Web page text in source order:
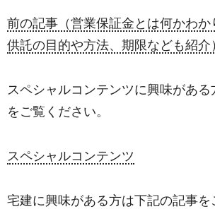
前の記事（営業保証金とは何かわか
供託の目的や方法、期限なども紹介
スペシャルコンテンツに興味があ
をご覧ください。
スペシャルコンテンツ
宅建に興味がある方は下記の記事を